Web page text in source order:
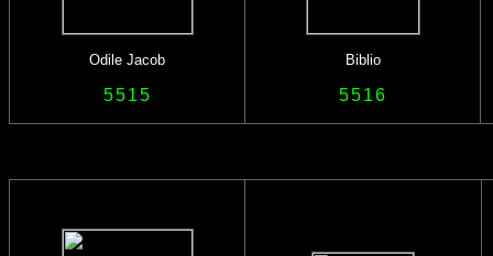
Odile Jacob Biblio
5515 5516